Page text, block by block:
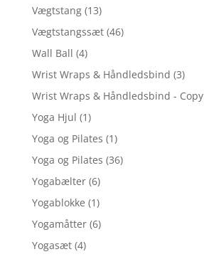
Vægtstang (13)
Vægtstangssæt (46)
Wall Ball (4)
Wrist Wraps & Håndledsbind (3)
Wrist Wraps & Håndledsbind - Copy
Yoga Hjul (1)
Yoga og Pilates (1)
Yoga og Pilates (36)
Yogabælter (6)
Yogablokke (1)
Yogamåtter (6)
Yogasæt (4)